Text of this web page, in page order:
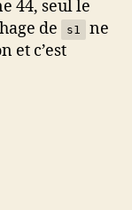
44, seul le
de
s1
ne
et c’est